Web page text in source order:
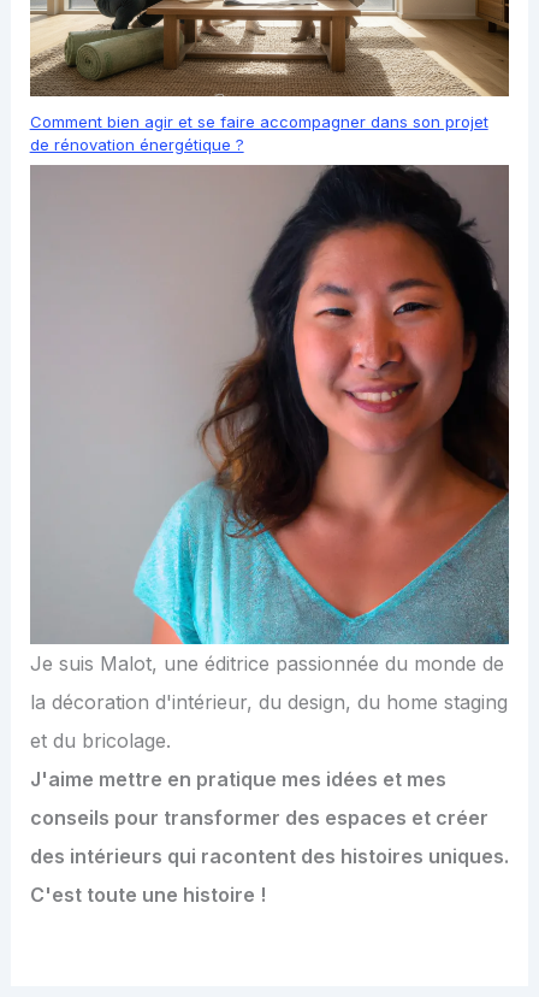
Comment bien agir et se faire accompagner dans son projet
de rénovation énergétique ?
Je suis Malot, une éditrice passionnée du monde de
la décoration d'intérieur, du design, du home staging
et du bricolage.
J'aime mettre en pratique mes idées et mes
conseils pour transformer des espaces et créer
des intérieurs qui racontent des histoires uniques.
C'est toute une histoire !